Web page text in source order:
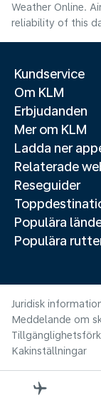
Weather Online.
reliability of this
Kundservice
Om KLM
Erbjudanden
Mer om KLM
Ladda ner
Relaterade
Reseguider
Populära
Populära
Juridisk
Meddelande om
Kakinställningar